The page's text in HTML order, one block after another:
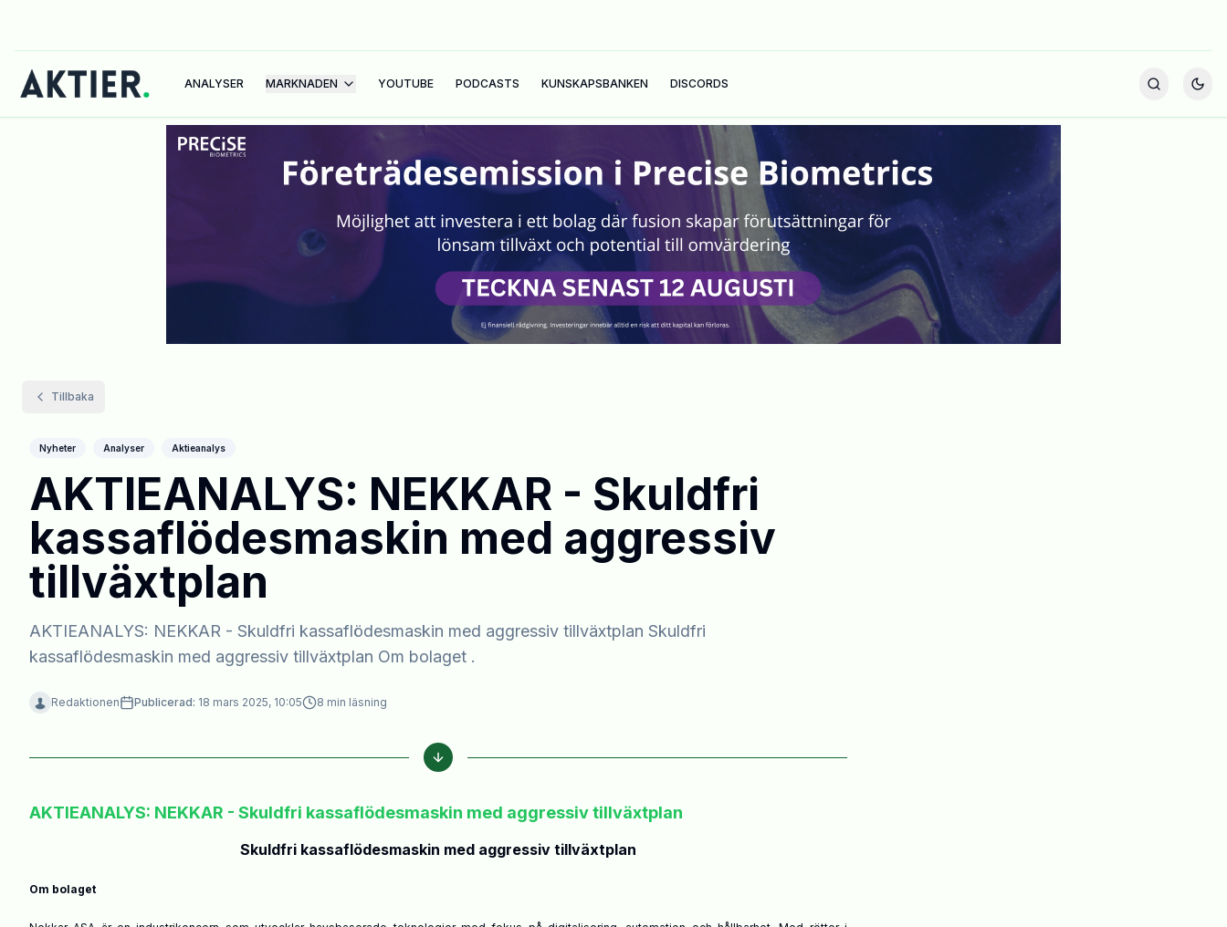
ANALYSER MARKNADEN YOUTUBE PODCASTS KUNSKAPSBANKEN DISCORDS
Tillbaka
Nyheter Analyser Aktieanalys
AKTIEANALYS: NEKKAR - Skuldfri
kassaflödesmaskin med aggressiv
tillväxtplan
AKTIEANALYS: NEKKAR - Skuldfri kassaflödesmaskin med aggressiv tillväxtplan Skuldfri
kassaflödesmaskin med aggressiv tillväxtplan Om bolaget .
Redaktionen Publicerad: 18 mars 2025, 10:05 8 min läsning
AKTIEANALYS: NEKKAR - Skuldfri kassaflödesmaskin med aggressiv tillväxtplan
Skuldfri kassaflödesmaskin med aggressiv tillväxtplan
Om bolaget